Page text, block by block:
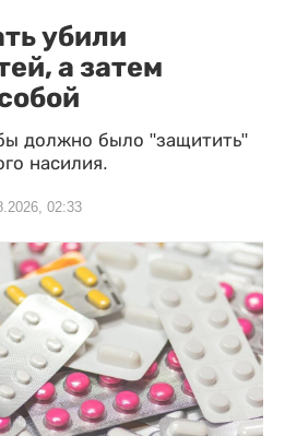
убили
а затем
должно было "защитить"
насилия.
02:33